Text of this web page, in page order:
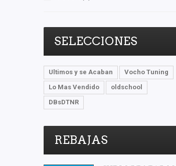
SELECCIONES
Ultimos y se Acaban
Vocho Tuning
Lo Mas Vendido
oldschool
DBsDTNR
REBAJAS